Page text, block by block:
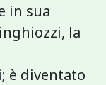
in sua
la
è diventato